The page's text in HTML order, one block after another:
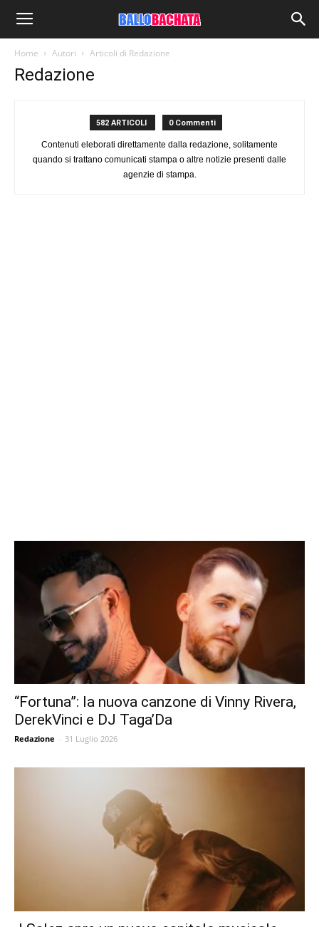
Home Autori Articoli di Redazione
Redazione
582 ARTICOLI 0 Commenti
Contenuti eleborati direttamente dalla redazione, solitamente
quando si trattano comunicati stampa o altre notizie presenti dalle
agenzie di stampa.
“Fortuna”: la nuova canzone di Vinny Rivera,
DerekVinci e DJ Taga’Da
Redazione - 31 Luglio 2026